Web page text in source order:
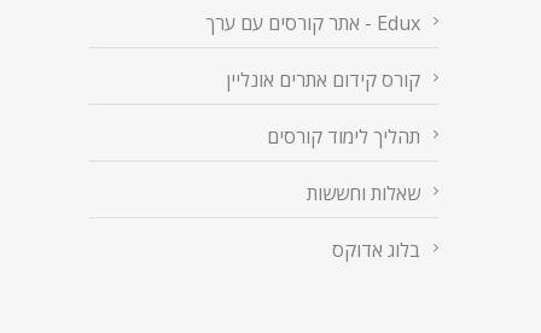
Edux - אתר קורסים עם ערך
קורס קידום אתרים אונליין
תהליך לימוד קורסים
שאלות וחששות
בלוג אדוקס